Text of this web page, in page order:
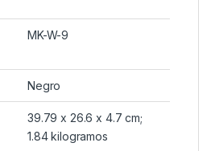
‎MK-W-9
‎Negro
‎39.79 x 26.6 x 4.7 cm;
1.84 kilogramos